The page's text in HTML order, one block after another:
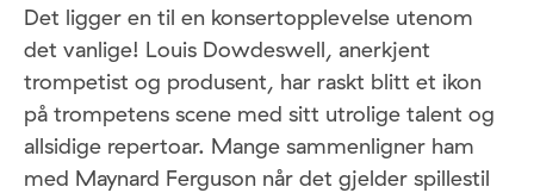
Det ligger en til en konsertopplevelse utenom
det vanlige! Louis Dowdeswell, anerkjent
trompetist og produsent, har raskt blitt et ikon
på trompetens scene med sitt utrolige talent og
allsidige repertoar. Mange sammenligner ham
med Maynard Ferguson når det gjelder spillestil